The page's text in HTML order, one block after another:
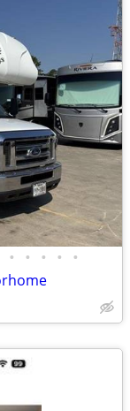
• • • • •